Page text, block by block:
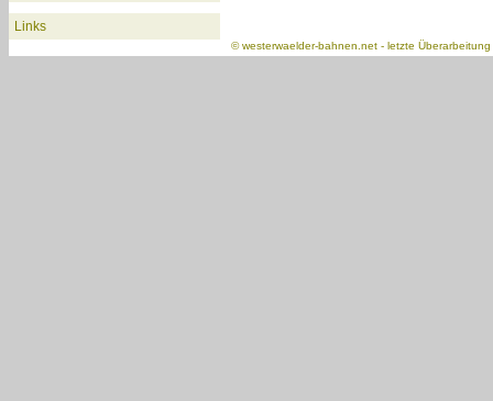
Links
©westerwaelder-bahnen.net - letzte